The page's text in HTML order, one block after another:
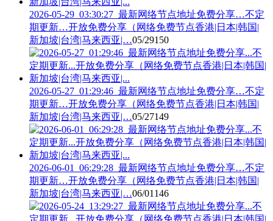
2026-05-29_03:30:27_最新网络节点地址免费分享…不定
期更新…开放免费分享（网络免费节点香港|日本|韩国|
新加坡|台湾|马来西亚|…05/29150
2026-05-27_01:29:46_最新网络节点地址免费分享…不定
期更新…开放免费分享（网络免费节点香港|日本|韩国|
新加坡|台湾|马来西亚|…05/27149
2026-06-01_06:29:28_最新网络节点地址免费分享…不定
期更新…开放免费分享（网络免费节点香港|日本|韩国|
新加坡|台湾|马来西亚|…06/01 146